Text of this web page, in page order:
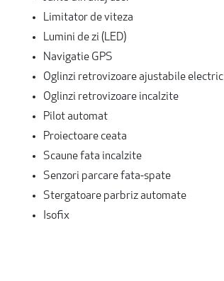
Limitator de viteza
Lumini de zi (LED)
Navigatie GPS
Oglinzi retrovizoare ajustabile electric
Oglinzi retrovizoare incalzite
Pilot automat
Proiectoare ceata
Scaune fata incalzite
Senzori parcare fata-spate
Stergatoare parbriz automate
Isofix